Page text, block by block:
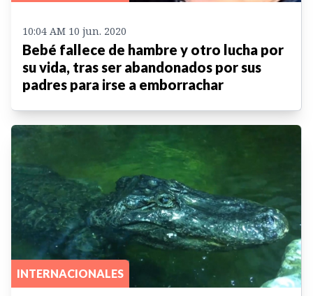
10:04 AM 10 jun. 2020
Bebé fallece de hambre y otro lucha por
su vida, tras ser abandonados por sus
padres para irse a emborrachar
INTERNACIONALES